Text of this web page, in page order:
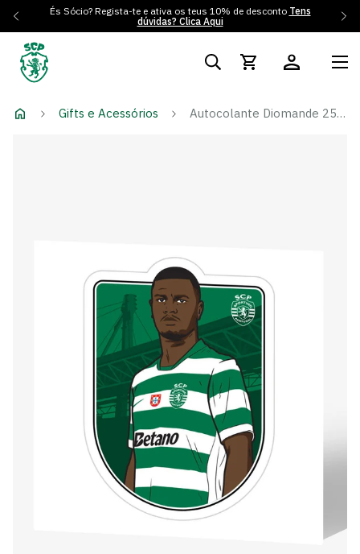
És Sócio? Regista-te e ativa os teus 10% de desconto Tens
dúvidas? Clica Aqui
Gifts e Acessórios Autocolante Diomande 25/26